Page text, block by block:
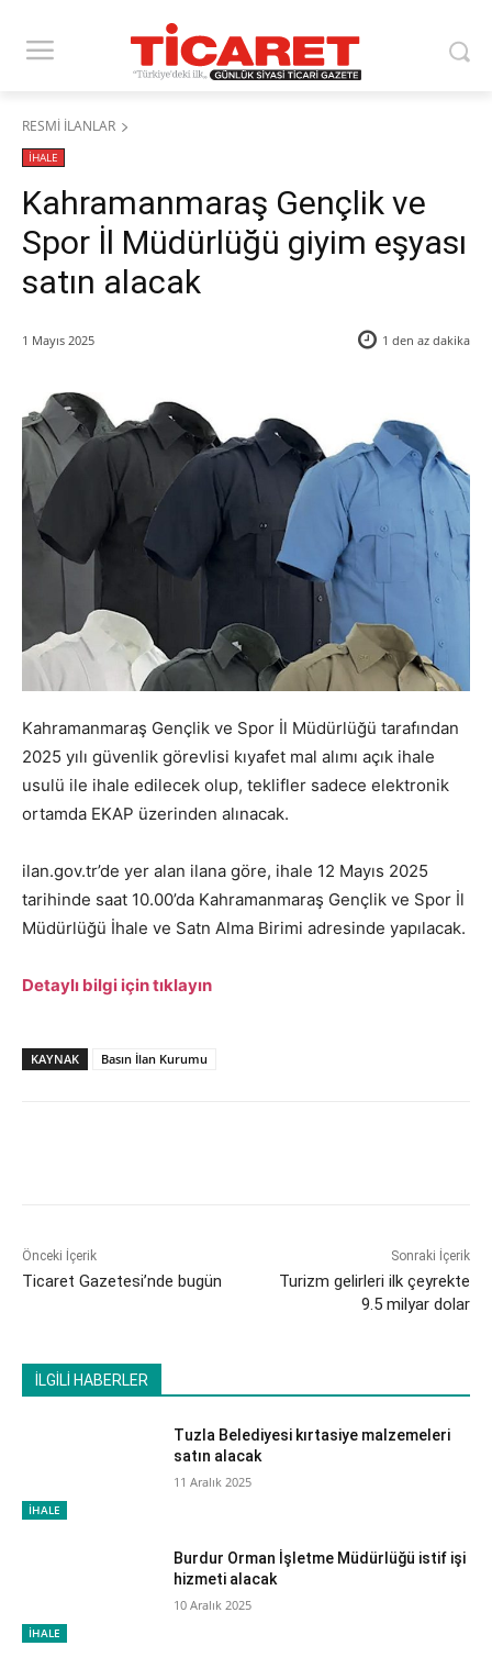
RESMİ İLANLAR
İHALE
Kahramanmaraş Gençlik ve
Spor İl Müdürlüğü giyim eşyası
satın alacak
1 Mayıs 2025 1 den az dakika
Kahramanmaraş Gençlik ve Spor İl Müdürlüğü tarafından
2025 yılı güvenlik görevlisi kıyafet mal alımı açık ihale
usulü ile ihale edilecek olup, teklifler sadece elektronik
ortamda EKAP üzerinden alınacak.
ilan.gov.tr’de yer alan ilana göre, ihale 12 Mayıs 2025
tarihinde saat 10.00’da Kahramanmaraş Gençlik ve Spor İl
Müdürlüğü İhale ve Satn Alma Birimi adresinde yapılacak.
Detaylı bilgi için tıklayın
KAYNAK Basın İlan Kurumu
Önceki İçerik
Ticaret Gazetesi’nde bugün
Sonraki İçerik
Turizm gelirleri ilk çeyrekte
9.5 milyar dolar
İLGİLİ HABERLER
İHALE
Tuzla Belediyesi kırtasiye malzemeleri
satın alacak
11 Aralık 2025
İHALE
Burdur Orman İşletme Müdürlüğü istif işi
hizmeti alacak
10 Aralık 2025